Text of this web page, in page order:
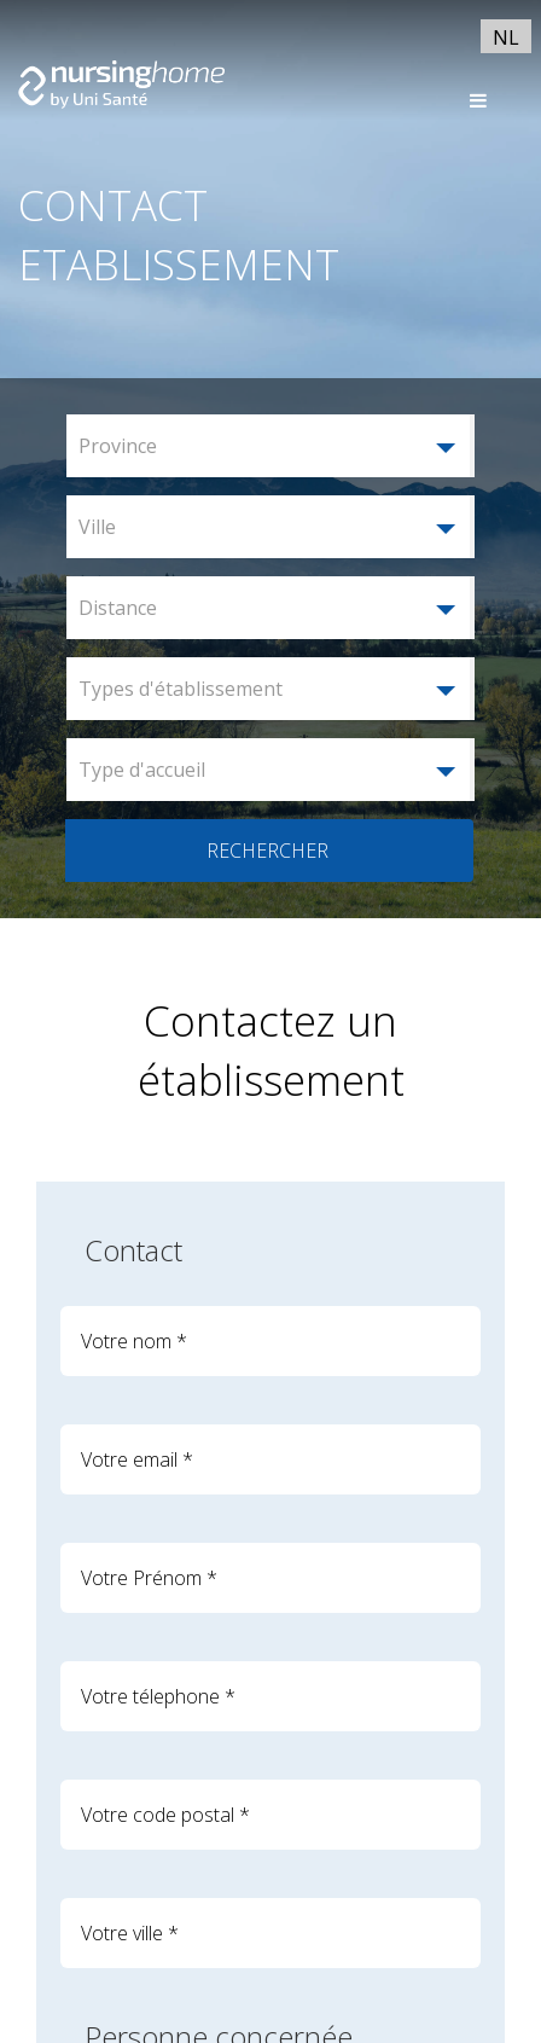
NL
CONTACT
ETABLISSEMENT
Province
Ville
Distance
Types d'établissement
Type d'accueil
RECHERCHER
Contactez un
établissement
Contact